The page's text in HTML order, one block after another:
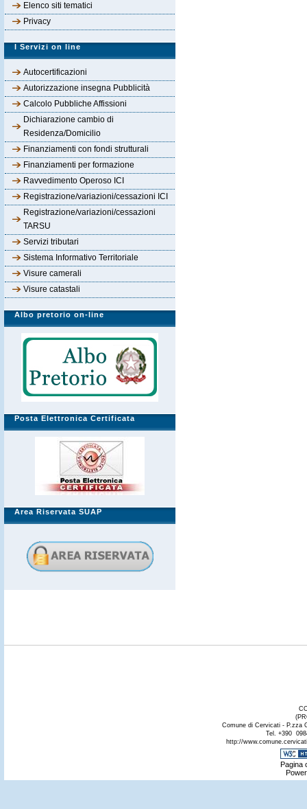
Elenco siti tematici
Privacy
I Servizi on line
Autocertificazioni
Autorizzazione insegna Pubblicità
Calcolo Pubbliche Affissioni
Dichiarazione cambio di
Residenza/Domicilio
Finanziamenti con fondi strutturali
Finanziamenti per formazione
Ravvedimento Operoso ICI
Registrazione/variazioni/cessazioni ICI
Registrazione/variazioni/cessazioni
TARSU
Servizi tributari
Sistema Informativo Territoriale
Visure camerali
Visure catastali
Albo pretorio on-line
Posta Elettronica Certificata
Area Riservata SUAP
Comune di Cervicati - P.zza
Tel. +390
http://
Pagina